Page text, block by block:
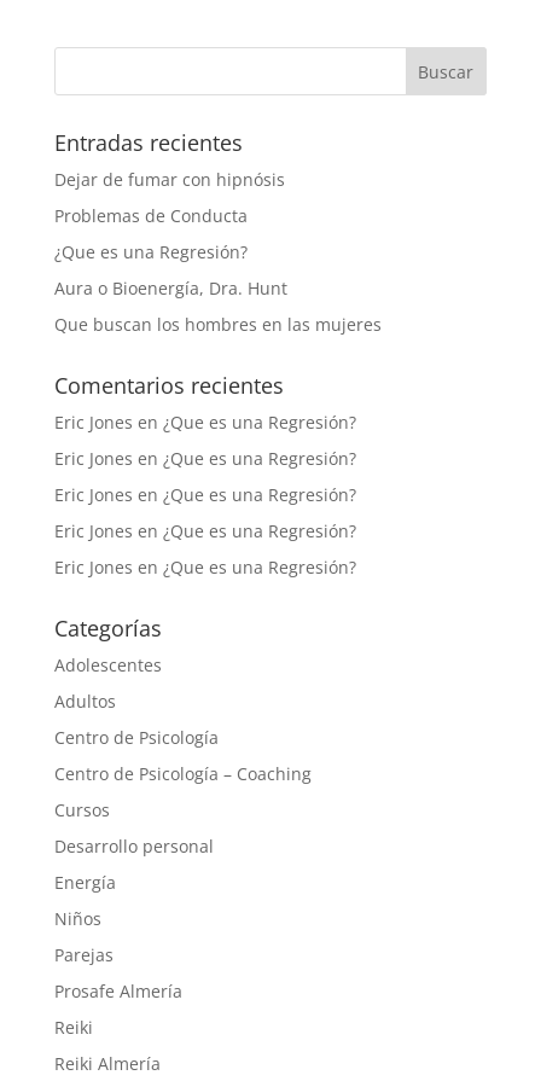
Entradas recientes
Dejar de fumar con hipnósis
Problemas de Conducta
¿Que es una Regresión?
Aura o Bioenergía, Dra. Hunt
Que buscan los hombres en las mujeres
Comentarios recientes
Eric Jones en ¿Que es una Regresión?
Eric Jones en ¿Que es una Regresión?
Eric Jones en ¿Que es una Regresión?
Eric Jones en ¿Que es una Regresión?
Eric Jones en ¿Que es una Regresión?
Categorías
Adolescentes
Adultos
Centro de Psicología
Centro de Psicología – Coaching
Cursos
Desarrollo personal
Energía
Niños
Parejas
Prosafe Almería
Reiki
Reiki Almería